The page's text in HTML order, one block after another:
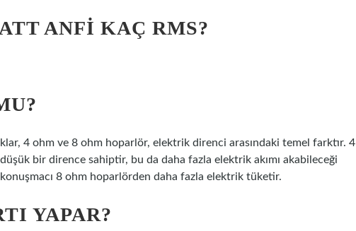
ANFI KAÇ RMS?
4 ohm ve 8 ohm hoparlör, elektrik direnci arasındaki temel farktır. 4
bir dirence sahiptir, bu da daha fazla elektrik akımı akabileceği
8 ohm hoparlörden daha fazla elektrik tüketir.
YAPAR?